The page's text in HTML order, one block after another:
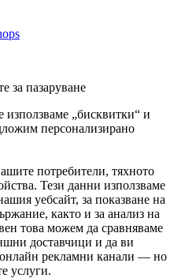
за пазаруване
използваме „бисквитки“ и
персонализирано
потребители, тяхното
Тези данни използваме
уебсайт, за показване на
както и за анализ на
това можем да сравняваме
доставчици и да ви
онлайн рекламни канали — но
услуги.